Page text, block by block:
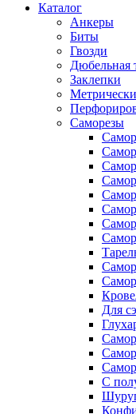
Каталог
Анкеры
Биты
Гвозди
Дюбельная
Заклепки
Саморезы
Для
С